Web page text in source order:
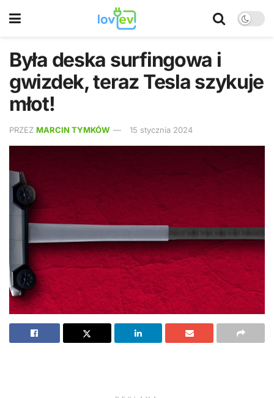
Była deska surfingowa i
gwizdek, teraz Tesla szykuje
młot!
PRZEZ MARCIN TYMKÓW 15 stycznia 2024